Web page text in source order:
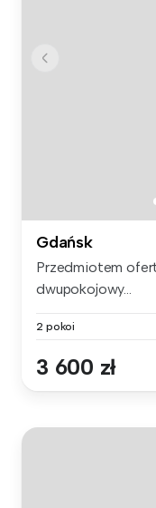
Gdańsk
Przedmiotem
dwupokojowy...
2 pokoi
3 600 zł